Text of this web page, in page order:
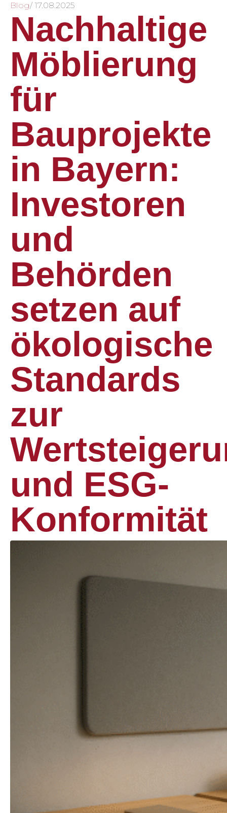
Blog/ 17.08.2025
Nachhaltige
Möblierung
für
Bauprojekte
in Bayern:
Investoren
und
Behörden
setzen auf
ökologische
Standards
zur
und ESG-
Konformität